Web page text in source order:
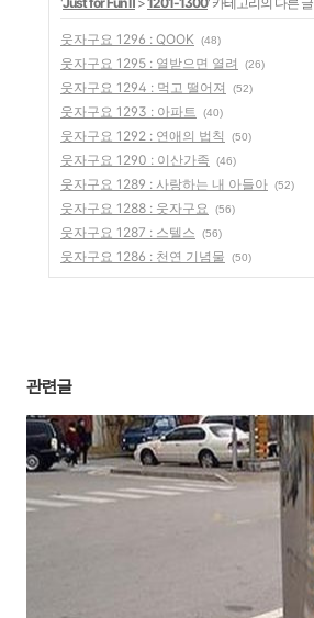
웃자구요 1296 : QOOK (48)
웃자구요 1295 : 열받으면 열려 (26)
웃자구요 1294 : 먹고 떨어져 (52)
웃자구요 1293 : 아파트 (40)
웃자구요 1292 : 연애의 법칙 (50)
웃자구요 1290 : 이산가족 (46)
웃자구요 1289 : 사랑하는 내 아들아 (52)
웃자구요 1288 : 웃자구요 (56)
웃자구요 1287 : 스텔스 (56)
웃자구요 1286 : 천연 기념물 (50)
관련글